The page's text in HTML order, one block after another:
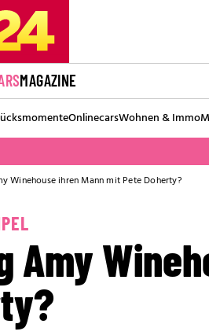
MAGAZINE
OnlinecarsWohnen & Immo
Winehouse ihren Mann mit Pete Doherty?
Amy